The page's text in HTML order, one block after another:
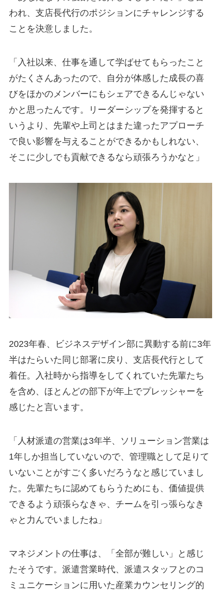
われ、支店長代行のポジションにチャレンジする
ことを決意しました。
「入社以来、仕事を通して学ばせてもらったこと
がたくさんあったので、自分が体感した成長の喜
びをほかのメンバーにもシェアできるんじゃない
かと思ったんです。リーダーシップを発揮すると
いうより、先輩や上司とはまた違ったアプローチ
で良い影響を与えることができるかもしれない、
そこに少しでも貢献できるなら頑張ろうかなと」
2023年春、ビジネスデザイン部に異動する前に3年
半はたらいた同じ部署に戻り、支店長代行として
着任。入社時から指導をしてくれていた先輩たち
を含め、ほとんどの部下が年上でプレッシャーを
感じたと言います。
「人材派遣の営業は3年半、ソリューション営業は
1年しか担当していないので、管理職として足りて
いないことがすごく多いだろうなと感じていまし
た。先輩たちに認めてもらうためにも、価値提供
できるよう頑張らなきゃ、チームを引っ張らなき
ゃと力んでいましたね」
マネジメントの仕事は、「全部が難しい」と感じ
たそうです。派遣営業時代、派遣スタッフとのコ
ミュニケーションに用いた産業カウンセリング的